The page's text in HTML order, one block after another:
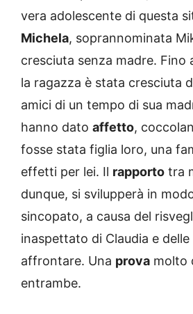
vera adolescente di questa
Michela, soprannominata
cresciuta senza madre. Fino
la ragazza è stata cresciuta
amici di un tempo di sua
hanno dato affetto,
fosse stata figlia loro, una
effetti per lei. Il rapporto tra
dunque, si svilupperà in
sincopato, a causa del
inaspettato di Claudia e delle
affrontare. Una prova molto
entrambe.